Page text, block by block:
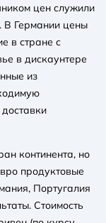
цен служили
В Германии цены
в стране с
в дискаунтере
из
континента, но
продуктовые
Португалия
Стоимость